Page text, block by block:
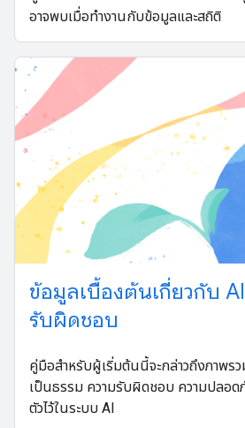
อาจพบเมื่อทำงานกับข้อมูลและสถิติ
ข้อมูลเบื้องต้นเกี่ยวกับ
รับผิดชอบ
คู่มือสําหรับผู้เริ่มต้นนี้จะกล่าวถึงภาพร
เป็นธรรม ความรับผิดชอบ ความปลอด
ตัวไว้ในระบบ AI